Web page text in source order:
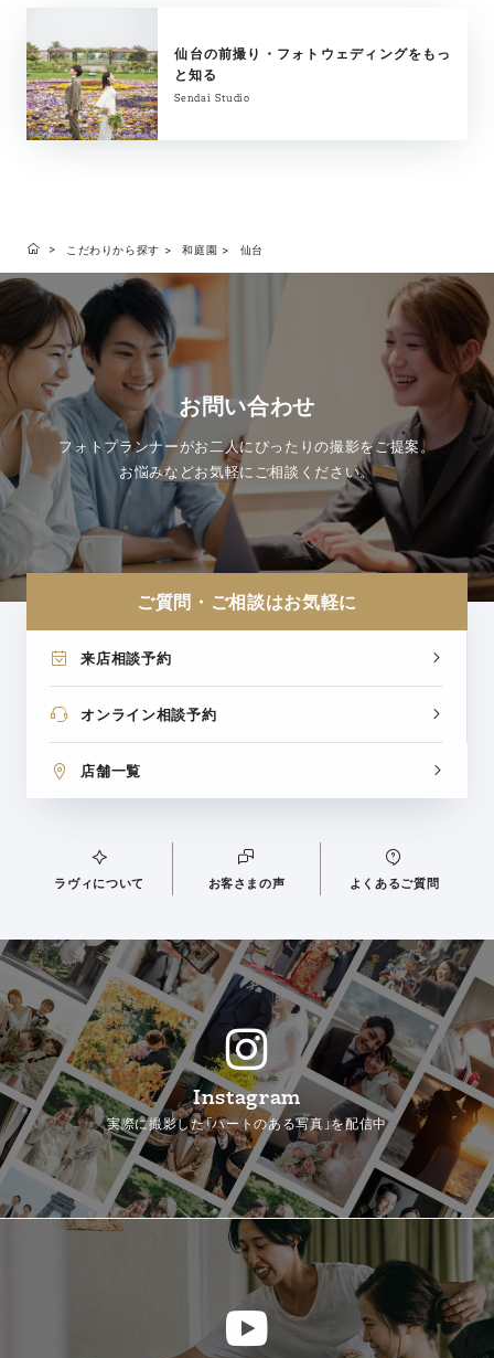
仙台の前撮り・フォトウェディングをもっ
と知る
Sendai Studio
こだわりから探す 和庭園 仙台
お問い合わせ
フォトプランナーがお二人にぴったりの撮影をご提案。
お悩みなどお気軽にご相談ください。
ご質問・ご相談はお気軽に
来店相談予約
オンライン相談予約
店舗一覧
ラヴィについて お客さまの声 よくあるご質問
Instagram
実際に撮影した「ハートのある写真」を配信中